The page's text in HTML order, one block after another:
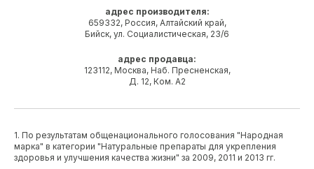
адрес производителя:
659332, Россия, Алтайский край,
Бийск, ул. Социалистическая, 23/6
адрес продавца:
123112, Москва, Наб. Пресненская,
Д. 12, Ком. А2
1. По результатам общенационального голосования "Народная
марка" в категории "Натуральные препараты для укрепления
здоровья и улучшения качества жизни" за 2009, 2011 и 2013 гг.